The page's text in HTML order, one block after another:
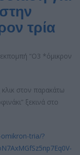
τρία
“Ο3 *όμικρον
στον παρακάτω
ξεκινά στο
tria/?